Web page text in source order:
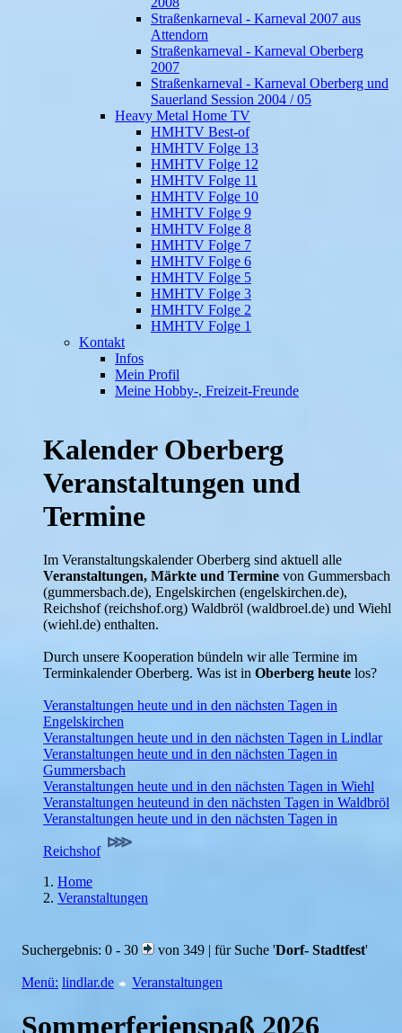
Straßenkarneval - Karneval 2007 aus
Attendorn
Straßenkarneval - Karneval Oberberg
2007
Straßenkarneval - Karneval Oberberg und
Sauerland Session 2004 / 05
Heavy Metal Home TV
HMHTV Best-of
HMHTV Folge 13
HMHTV Folge 12
HMHTV Folge 11
HMHTV Folge 10
HMHTV Folge 9
HMHTV Folge 8
HMHTV Folge 7
HMHTV Folge 6
HMHTV Folge 5
HMHTV Folge 3
HMHTV Folge 2
HMHTV Folge 1
Kontakt
Infos
Mein Profil
Meine Hobby-, Freizeit-Freunde
Kalender Oberberg
Veranstaltungen und
Termine
Im Veranstaltungskalender Oberberg sind aktuell alle
Veranstaltungen, Märkte und Termine von Gummersbach
(gummersbach.de), Engelskirchen (engelskirchen.de),
Reichshof (reichshof.org) Waldbröl (waldbroel.de) und Wiehl
(wiehl.de) enthalten.
Durch unsere Kooperation bündeln wir alle Termine im
Terminkalender Oberberg. Was ist in Oberberg heute los?
Veranstaltungen heute und in den nächsten Tagen in
Engelskirchen
Veranstaltungen heute und in den nächsten Tagen in Lindlar
Veranstaltungen heute und in den nächsten Tagen in
Gummersbach
Veranstaltungen heute und in den nächsten Tagen in Wiehl
Veranstaltungen heuteund in den nächsten Tagen in Waldbröl
Veranstaltungen heute und in den nächsten Tagen in
Reichshof
Home
Veranstaltungen
Suchergebnis: 0 - 30 von 349 | für Suche 'Dorf- Stadtfest'
Menü: lindlar.de Veranstaltungen
Sommerferienspaß 2026